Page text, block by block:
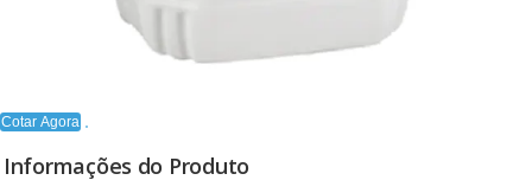
Cotar Agora
Informações do Produto